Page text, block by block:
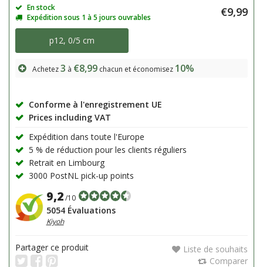
En stock
Expédition sous 1 à 5 jours ouvrables
€9,99
p12, 0/5 cm
Achetez3 à €8,99 chacun et économisez 10%
Conforme à l'enregistrement UE
Prices including VAT
Expédition dans toute l'Europe
5 % de réduction pour les clients réguliers
Retrait en Limbourg
3000 PostNL pick-up points
9,2/10
5054 Évaluations
Kiyoh
Partager ce produit
Liste de souhaits
Comparer